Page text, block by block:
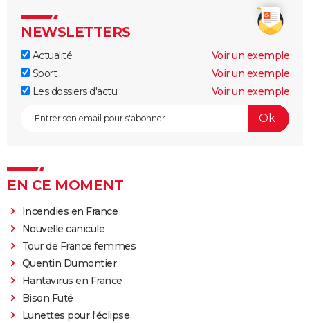
NEWSLETTERS
Actualité
Voir un exemple
Sport
Voir un exemple
Les dossiers d'actu
Voir un exemple
EN CE MOMENT
Incendies en France
Nouvelle canicule
Tour de France femmes
Quentin Dumontier
Hantavirus en France
Bison Futé
Lunettes pour l'éclipse